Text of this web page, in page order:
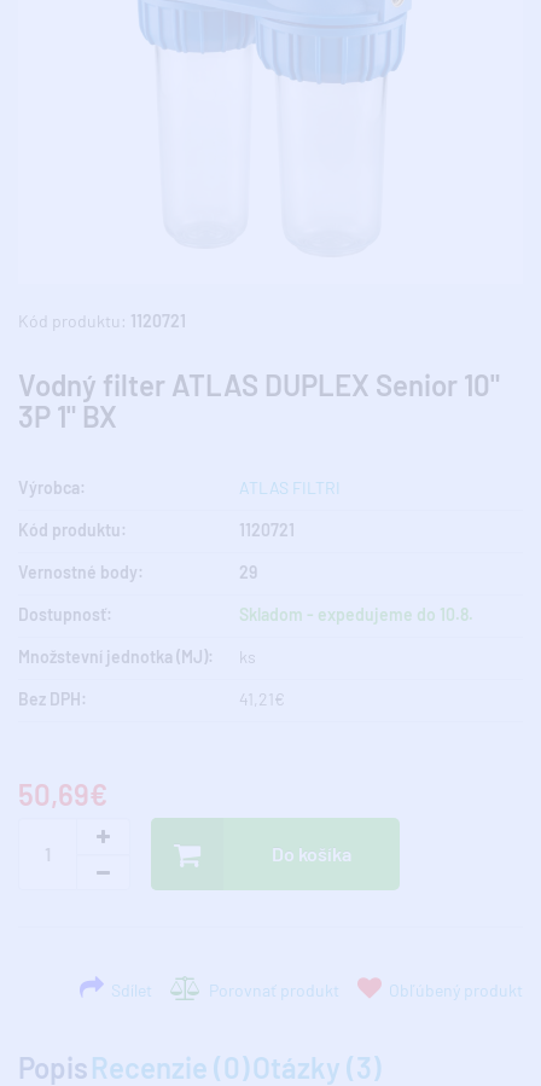
Kód produktu: 1120721
Vodný filter ATLAS DUPLEX Senior 10"
3P 1" BX
Výrobca: ATLAS FILTRI
Kód produktu: 1120721
Vernostné body: 29
Dostupnosť: Skladom - expedujeme do 10.8.
Množstevní jednotka (MJ): ks
Bez DPH: 41,21€
50,69€
Do košíka
Sdílet Porovnať produkt Obľúbený produkt
PopisRecenzie (0)Otázky (3)